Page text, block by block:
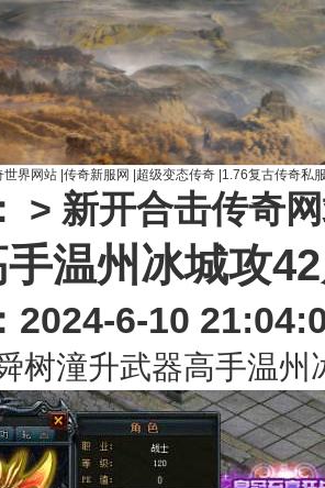
世界网站 传奇新服网 超级变态传奇 1.76复古传奇私
> 新开合击传奇
温州冰城攻
2024-6-10
树潼升武器高手温